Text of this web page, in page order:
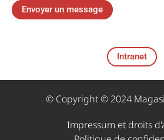
Envoyer un message
Intranet
© Copyright © 2024
Impressum et droits